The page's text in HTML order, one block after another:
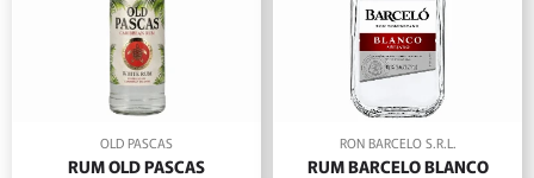
OLD PASCAS
RUM OLD PASCAS
RON BARCELO S.R.L.
RUM BARCELO BLANCO